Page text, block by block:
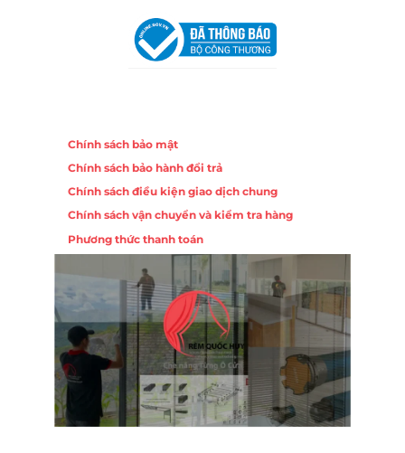
Chính sách bảo mật
Chính sách bảo hành đổi trả
Chính sách điều kiện giao dịch chung
Chính sách vận chuyển và kiểm tra hàng
Phương thức thanh toán